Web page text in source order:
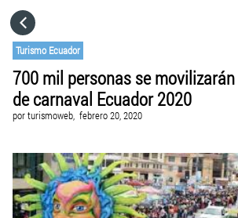
Turismo Ecuador
700 mil personas se
de carnaval Ecuador 2020
porturismoweb, febrero 20, 2020
CATEGORÍAS
VISITA EL SITIO